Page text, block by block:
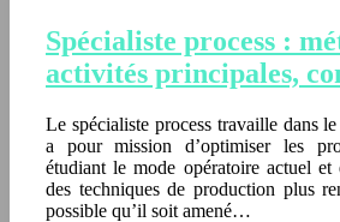
Spécialiste process :
activités principales,
Le spécialiste process travaille dans
a pour mission d’optimiser les
étudiant le mode opératoire actuel et
des techniques de production plus
possible qu’il soit amené…